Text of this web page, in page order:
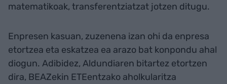
matematikoak, transferentziatzat jotzen ditugu.
Enpresen kasuan, zuzenena izan ohi da enpresa
etortzea eta eskatzea ea arazo bat konpondu ahal
diogun. Adibidez, Aldundiaren bitartez etortzen
dira, BEAZekin ETEentzako aholkularitza